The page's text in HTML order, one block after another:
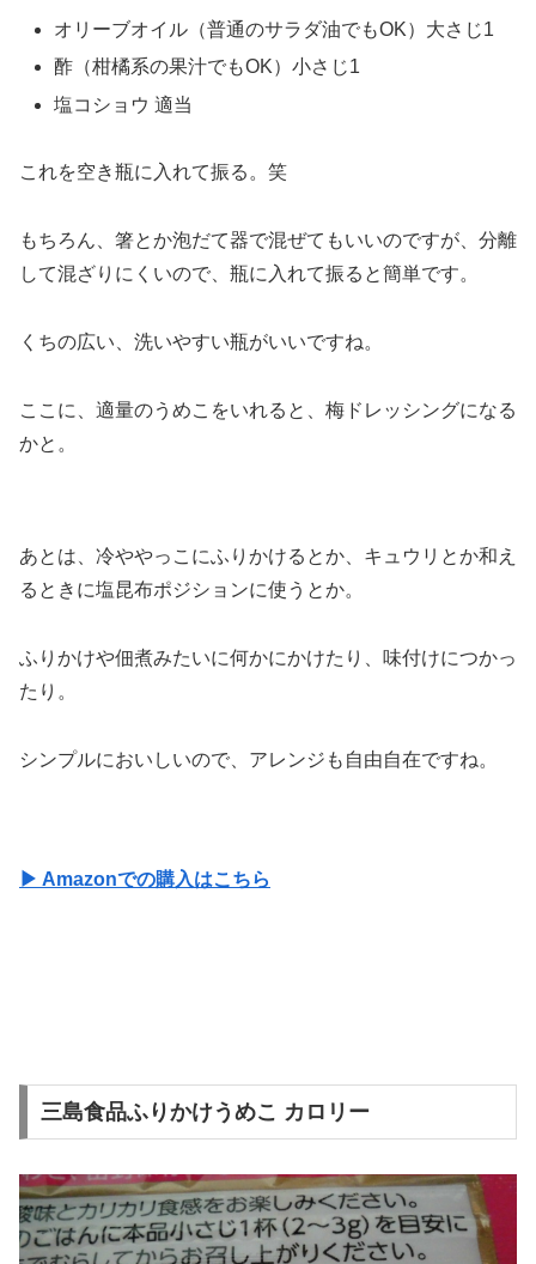
オリーブオイル（普通のサラダ油でもOK）大さじ1
酢（柑橘系の果汁でもOK）小さじ1
塩コショウ 適当
これを空き瓶に入れて振る。笑
もちろん、箸とか泡だて器で混ぜてもいいのですが、分離
して混ざりにくいので、瓶に入れて振ると簡単です。
くちの広い、洗いやすい瓶がいいですね。
ここに、適量のうめこをいれると、梅ドレッシングになる
かと。
あとは、冷ややっこにふりかけるとか、キュウリとか和え
るときに塩昆布ポジションに使うとか。
ふりかけや佃煮みたいに何かにかけたり、味付けにつかっ
たり。
シンプルにおいしいので、アレンジも自由自在ですね。
▶ Amazonでの購入はこちら
三島食品ふりかけうめこ カロリー